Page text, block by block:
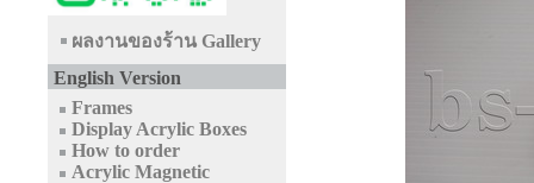
ผลงานของร้าน Gallery
English Version
Frames
Display Acrylic Boxes
How to order
Acrylic Magnetic